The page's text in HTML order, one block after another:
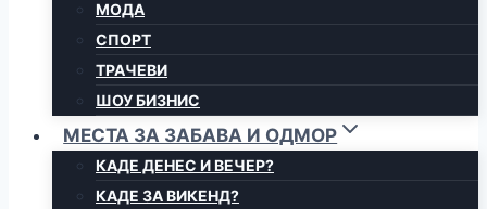
МОДА
СПОРТ
ТРАЧЕВИ
ШОУ БИЗНИС
МЕСТА ЗА ЗАБАВА И ОДМОР
КАДЕ ДЕНЕС И ВЕЧЕР?
КАДЕ ЗА ВИКЕНД?